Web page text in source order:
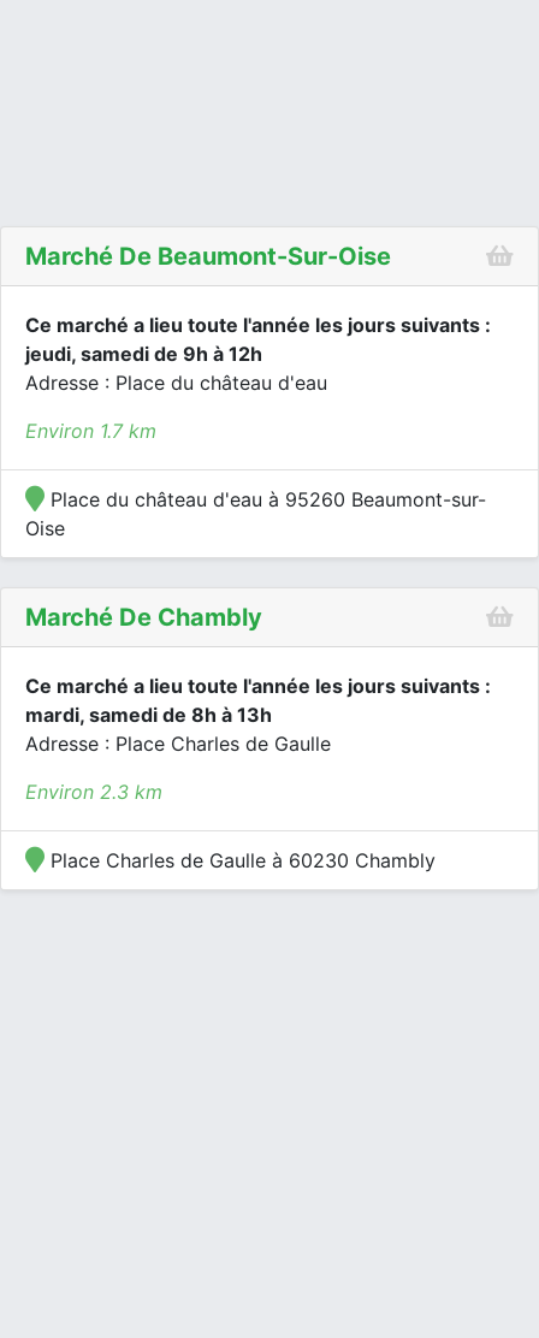
Marché De Beaumont-Sur-Oise
Ce marché a lieu toute l'année les jours suivants :
jeudi, samedi de 9h à 12h
Adresse : Place du château d'eau
Environ 1.7 km
Place du château d'eau à 95260 Beaumont-sur-
Oise
Marché De Chambly
Ce marché a lieu toute l'année les jours suivants :
mardi, samedi de 8h à 13h
Adresse : Place Charles de Gaulle
Environ 2.3 km
Place Charles de Gaulle à 60230 Chambly